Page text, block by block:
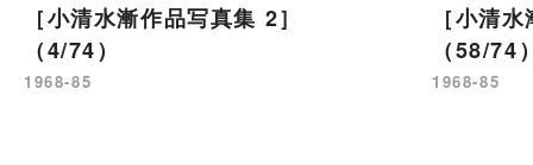
［小清水漸作品写真集 2］
（4/74）
1968-85
［小清
（58/74
1968-85